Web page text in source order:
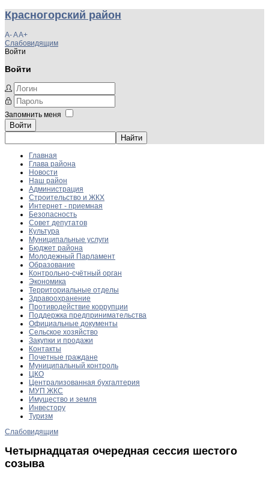
Красногорский район
A-AA+
Слабовидящим
Войти
Войти
Запомнить меня
Войти
Главная
Глава района
Новости
Наш район
Администрация
Строительство и ЖКХ
Интернет - приемная
Безопасность
Совет депутатов
Культура
Муниципальные услуги
Бюджет района
Молодежный Парламент
Образование
Контрольно-счётный орган
Экономика
Территориальные отделы
Здравоохранение
Противодействие коррупции
Поддержка предпринимательства
Официальные документы
Сельское хозяйство
Закупки и продажи
Контакты
Почетные граждане
Муниципальный контроль
ЦКО
Централизованная бухгалтерия
МУП ЖКС
Имущество и земля
Инвестору
Туризм
Слабовидящим
Четырнадцатая очередная сессия шестого
созыва